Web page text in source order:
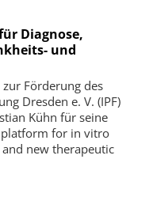
Diagnose,
und
Förderung des
Dresden e. V. (IPF)
Kühn für seine
platform for in vitro
new therapeutic